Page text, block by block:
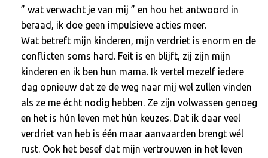
” wat verwacht je van mij ” en hou het antwoord in
beraad, ik doe geen impulsieve acties meer.
Wat betreft mijn kinderen, mijn verdriet is enorm en de
conflicten soms hard. Feit is en blijft, zij zijn mijn
kinderen en ik ben hun mama. Ik vertel mezelf iedere
dag opnieuw dat ze de weg naar mij wel zullen vinden
als ze me écht nodig hebben. Ze zijn volwassen genoeg
en het is hún leven met hún keuzes. Dat ik daar veel
verdriet van heb is één maar aanvaarden brengt wél
rust. Ook het besef dat mijn vertrouwen in het leven